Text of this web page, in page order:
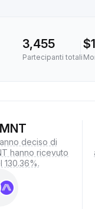
3,455
Partecipanti totali
deciso di
hanno ricevuto
130.36%.